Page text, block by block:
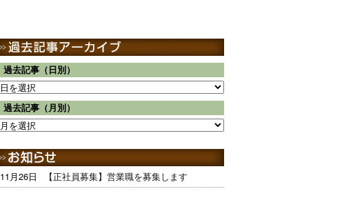
過去記事（日別）
過去記事（月別）
11月26日 【正社員募集】営業職を募集します